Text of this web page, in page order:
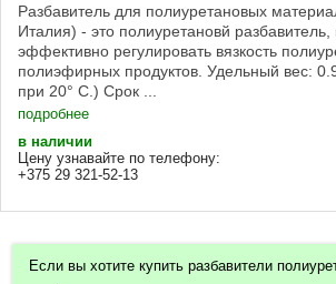
Разбавитель для полиуретановых
Италия) - это полиуретановй разбавитель,
эффективно регулировать вязкость
полиэфирных продуктов. Удельный вес:
при 20° C.) Срок ...
подробнее
в наличии
Цену узнавайте по телефону:
+375 29 321-52-13
Если вы хотите купить разбавители